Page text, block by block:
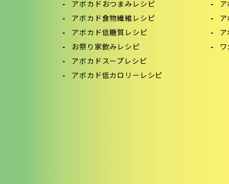
アボカドおつまみレシピ
アボカド食物繊維レシピ
アボカド低糖質レシピ
お祭り家飲みレシピ
アボカドスープレシピ
アボカド低カロリーレシピ
ア